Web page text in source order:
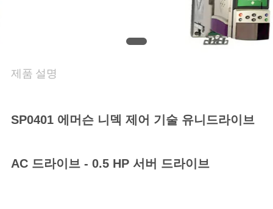
처
뉴
제품 설명
SP0401 에머슨 니덱 제어 기술 유니드라이브
AC 드라이브 - 0.5 HP 서버 드라이브